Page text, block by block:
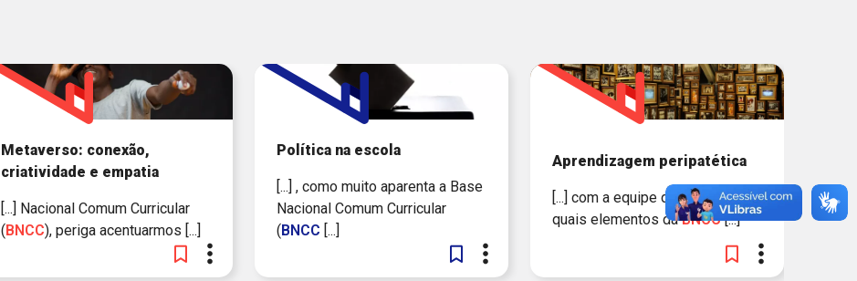
Metaverso: conexão,
criatividade e empatia
[...] Nacional Comum Curricular
(BNCC), periga acentuarmos [...]
Política na escola
[...] , como muito aparenta a Base
Nacional Comum Curricular
(BNCC [...]
Aprendizagem peripatética
[...] com a equipe docente com
quais elementos daBNCC[...]